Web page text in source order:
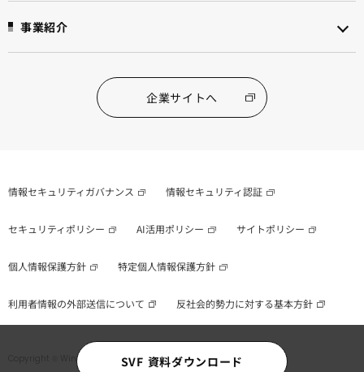
SVF 資料ダウンロード
事業紹介
企業サイトへ
情報セキュリティガバナンス 情報セキュリティ認証
セキュリティポリシー AI活用ポリシー サイトポリシー
個人情報保護方針 特定個人情報保護方針
利用者情報の外部送信について 反社会的勢力に対する基本方針
Copyright © WingArc1st Inc. All Rights Reserved.